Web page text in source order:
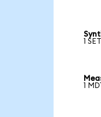
1
1